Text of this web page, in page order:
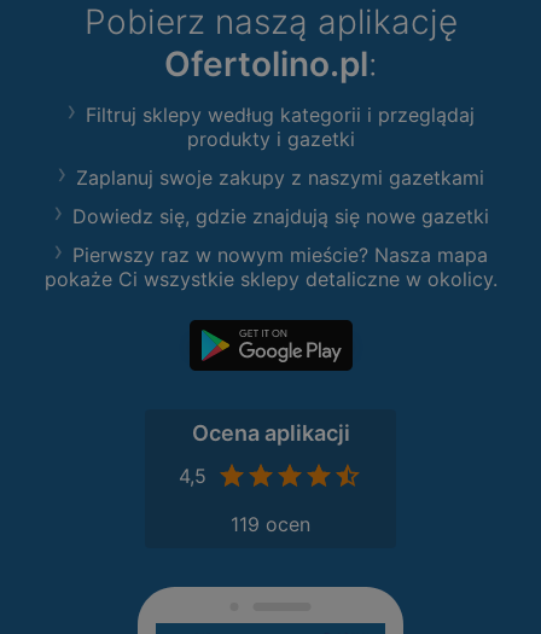
Pobierz naszą aplikację
Ofertolino.pl:
Filtruj sklepy według kategorii i przeglądaj
produkty i gazetki
Zaplanuj swoje zakupy z naszymi gazetkami
Dowiedz się, gdzie znajdują się nowe gazetki
Pierwszy raz w nowym mieście? Nasza mapa
pokaże Ci wszystkie sklepy detaliczne w okolicy.
Ocena aplikacji
4,5
119 ocen